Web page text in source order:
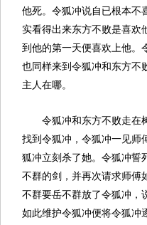
他死。令狐冲说自已根本不
实看得出来东方不败是喜欢
到他的第一天便喜欢上他。
也同样来到令狐冲和东方不
主人在哪。
令狐冲和东方不败走在
找到令狐冲，令狐冲一见师
狐冲立刻杀了她。令狐冲誓
不群的剑，并再次请求师傅
不群要岳不群放了令狐冲，
如此维护令狐冲便将令狐冲